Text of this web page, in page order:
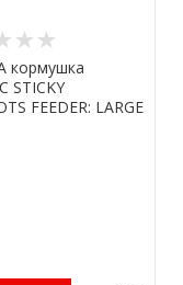
кормушка
STICKY
FEEDER: LARGE